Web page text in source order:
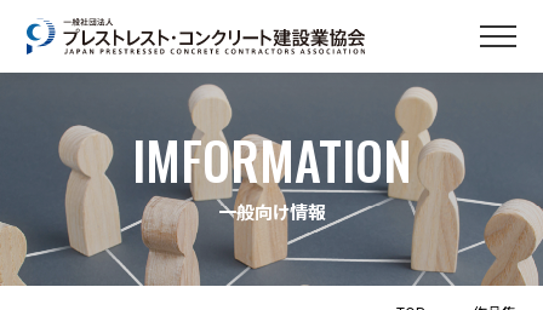
IMFORMATION
一般向け情報